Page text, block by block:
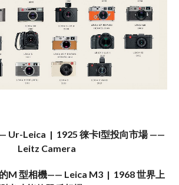
Ur-Leica | 1925 徠卡I型投向市場 ——
Leitz Camera
M 型相機—— Leica M3 | 1968 世界上